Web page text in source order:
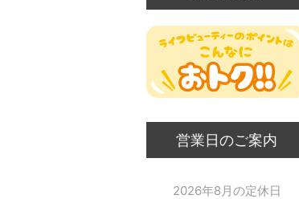
営業日のご案内
2026年8月の定休日